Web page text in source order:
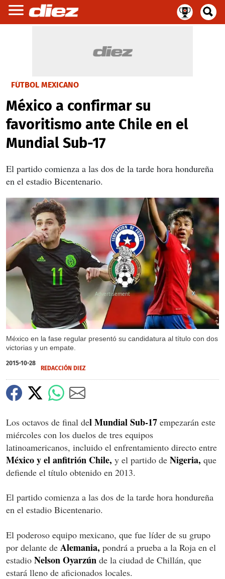
FÚTBOL MEXICANO
México a confirmar su
favoritismo ante Chile en el
Mundial Sub-17
El partido comienza a las dos de la tarde hora hondureña
en el estadio Bicentenario.
México en la fase regular presentó su candidatura al título con dos
victorias y un empate.
X
2015-10-28
REDACCIÓN DIEZ
Los octavos de final del Mundial Sub-17 empezarán este
miércoles con los duelos de tres equipos
latinoamericanos, incluido el enfrentamiento directo entre
México y el anfitrión Chile, y el partido de Nigeria, que
defiende el título obtenido en 2013.
El partido comienza a las dos de la tarde hora hondureña
en el estadio Bicentenario.
El poderoso equipo mexicano, que fue líder de su grupo
por delante de Alemania, pondrá a prueba a la Roja en el
estadio Nelson Oyarzún de la ciudad de Chillán, que
estará lleno de aficionados locales.